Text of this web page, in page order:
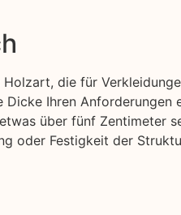
Holzart, die für
Dicke Ihren Anforderungen
über fünf Zentimeter
oder Festigkeit der